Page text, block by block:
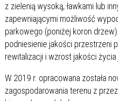
z zielenią wysoką, ławkami lub
zapewniającymi możliwość
parkowego (poniżej koron
podniesienie jakości przestrzeni
rewitalizacji i wzrost jakości
W 2019 r. opracowana została
zagospodarowania terenu z